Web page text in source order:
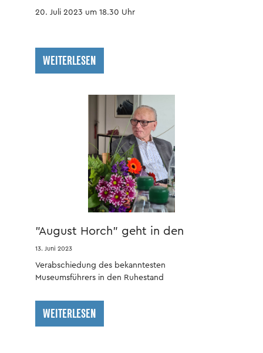
20. Juli 2023 um 18.30 Uhr
WEITERLESEN
"August Horch" geht in den
Ruhestand
13. Juni 2023
Verabschiedung des bekanntesten
Museumsführers in den Ruhestand
WEITERLESEN